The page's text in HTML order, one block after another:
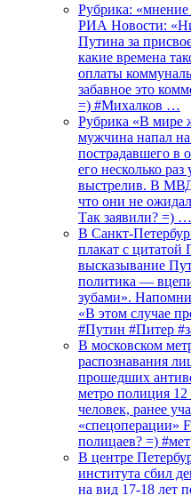
Рубрика:
РИА Новости:
Путина за
какие времена
оплаты
забавное это
=) #Михалков …
Рубрика «В мире
мужчина напал
пострадавшего в
его несколько
выстрелив. В
что они не
Так заявили? =) …
В Санкт-
плакат с цитатой
высказывание
политика —
зубами».
«В этом случае
#Путин #Питер
В московском
распознавания
прошедших
метро полиция 12
человек, ранее
«спецоперации»
полицаев? =)
В центре
института сбил
на вид 17-18 лет